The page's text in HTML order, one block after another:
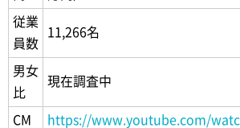
従業
員数
11,266名
男女
比
現在調査中
CM
https://www.youtube.com/